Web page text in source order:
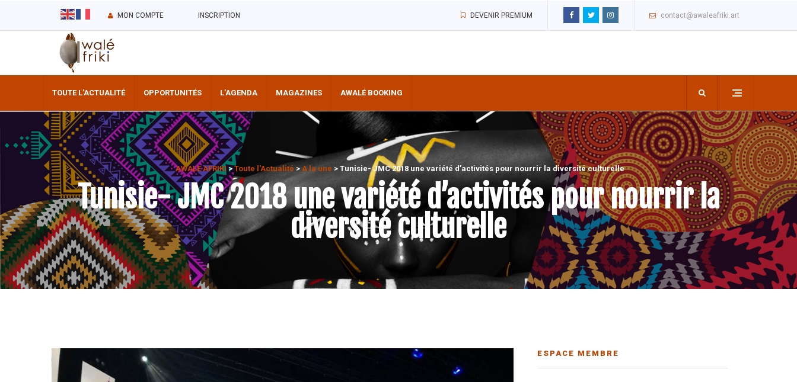
MON COMPTE INSCRIPTION DEVENIR PREMIUM contact@awaleafriki.art
TOUTE L’ACTUALITÉ OPPORTUNITÉS L’AGENDA MAGAZINES AWALÉ BOOKING
AWALE AFRIKI >Toute l'Actualité>A la une > Tunisie- JMC 2018 une variété d’activités pour nourrir la diversité culturelle
Tunisie- JMC 2018 une variété d’activités pour nourrir la
diversité culturelle
ESPACE MEMBRE